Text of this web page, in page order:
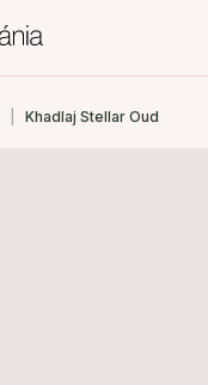
Khadlaj Stellar Oud